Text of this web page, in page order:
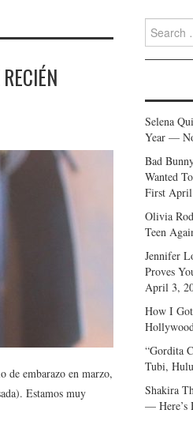
de embarazo en marzo,
Estamos muy
Search
for:
Selena
Year —
Bad
Wanted
First April
Olivia
Teen
Jennifer
Proves
April 3,
How I
“Gordita
Tubi,
Shakira
— Here’s